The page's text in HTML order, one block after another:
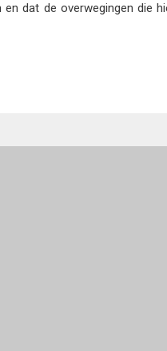
dat de overwegingen die